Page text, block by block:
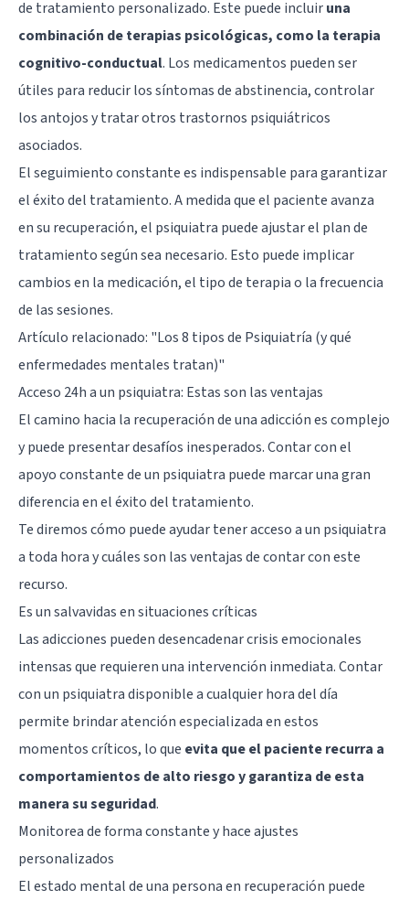
de tratamiento personalizado. Este puede incluiruna
combinación de terapias psicológicas, como la terapia
cognitivo-conductual. Los medicamentos pueden ser
útiles para reducir los síntomas de abstinencia, controlar
los antojos y tratar otros trastornos psiquiátricos
asociados.
El seguimiento constante es indispensable para garantizar
el éxito del tratamiento. A medida que el paciente avanza
en su recuperación, el psiquiatra puede ajustar el plan de
tratamiento según sea necesario. Esto puede implicar
cambios en la medicación, el tipo de terapia o la frecuencia
de las sesiones.
Artículo relacionado: "Los 8 tipos de Psiquiatría (y qué
enfermedades mentales tratan)"
Acceso 24h a un psiquiatra: Estas son las ventajas
El camino hacia la recuperación de una adicción es complejo
y puede presentar desafíos inesperados. Contar con el
apoyo constante de un psiquiatra puede marcar una gran
diferencia en el éxito del tratamiento.
Te diremos cómo puede ayudar tener acceso a un psiquiatra
a toda hora y cuáles son las ventajas de contar con este
recurso.
Es un salvavidas en situaciones críticas
Las adicciones pueden desencadenar crisis emocionales
intensas que requieren una intervención inmediata. Contar
con un psiquiatra disponible a cualquier hora del día
permite brindar atención especializada en estos
momentos críticos, lo que evita que el paciente recurra a
comportamientos de alto riesgo y garantiza de esta
manera su seguridad.
Monitorea de forma constante y hace ajustes
personalizados
El estado mental de una persona en recuperación puede